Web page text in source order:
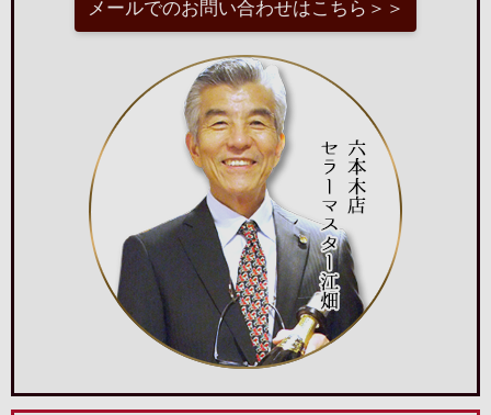
メールでのお問い合わせはこちら＞＞